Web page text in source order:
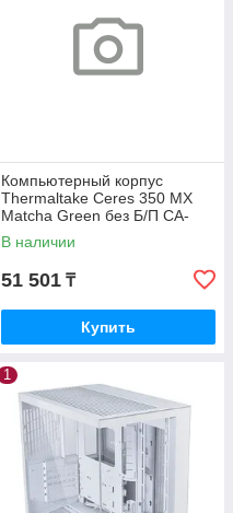
Компьютерный корпус
Thermaltake Ceres 350 MX
Matcha Green без Б/П CA-
1Z3-00MEWN-00
В наличии
51 501 ₸
Купить
1